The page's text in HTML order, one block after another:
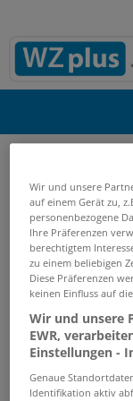
Start
Jobs von
Wir und unsere
auf einem Gerät zu,
personenbezogene
Ihre Präferenzen
berechtigtem
zu einem beliebigen
Diese Präferenzen
keinen Einfluss auf
Wir und unsere
EWR,
Einstellungen -
Genaue
Identifikation aktiv